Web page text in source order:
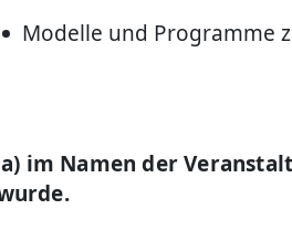
Modelle und Programme
im Namen der